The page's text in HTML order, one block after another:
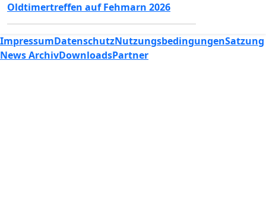
Oldtimertreffen auf Fehmarn 2026
ImpressumDatenschutzNutzungsbedingungenSatzung
News ArchivDownloadsPartner